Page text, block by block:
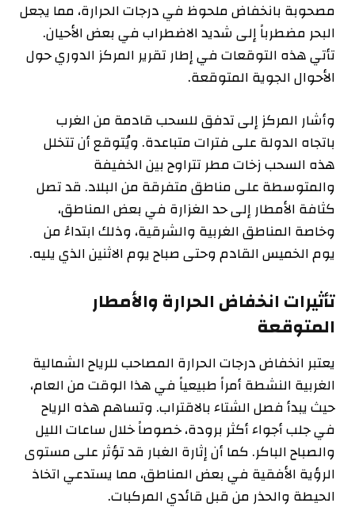
مصحوبة بانخفاض ملحوظ في درجات الحرارة، مما يجعل
البحر مضطرباً إلى شديد الاضطراب في بعض الأحيان.
تأتي هذه التوقعات في إطار تقرير المركز الدوري حول
الأحوال الجوية المتوقعة.
وأشار المركز إلى تدفق للسحب قادمة من الغرب
باتجاه الدولة على فترات متباعدة. ويُتوقع أن تتخلل
هذه السحب زخات مطر تتراوح بين الخفيفة
والمتوسطة على مناطق متفرقة من البلاد. قد تصل
كثافة الأمطار إلى حد الغزارة في بعض المناطق،
وخاصة المناطق الغربية والشرقية، وذلك ابتداءً من
يوم الخميس القادم وحتى صباح يوم الاثنين الذي يليه.
تأثيرات انخفاض الحرارة والأمطار
المتوقعة
يعتبر انخفاض درجات الحرارة المصاحب للرياح الشمالية
الغربية النشطة أمراً طبيعياً في هذا الوقت من العام،
حيث يبدأ فصل الشتاء بالاقتراب. وتساهم هذه الرياح
في جلب أجواء أكثر برودة، خصوصاً خلال ساعات الليل
والصباح الباكر. كما أن إثارة الغبار قد تؤثر على مستوى
الرؤية الأفقية في بعض المناطق، مما يستدعي اتخاذ
الحيطة والحذر من قبل قائدي المركبات.